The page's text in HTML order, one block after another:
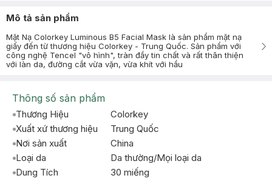
Mô tả sản phẩm
Mặt Nạ Colorkey Luminous B5 Facial Mask là sản phẩm mặt nạ
giấy đến từ thương hiệu Colorkey - Trung Quốc. Sản phẩm với
công nghệ Tencel "vô hình", tràn đầy tin chất và rất thân thiện
với làn da, đường cắt vừa vặn, vừa khít với hầu
Thông số sản phẩm
Thương Hiệu
Colorkey
Xuất xứ thương hiệu
Trung Quốc
Nơi sản xuất
China
Loại da
Da thường/Mọi loại da
Dung Tích
30 miếng